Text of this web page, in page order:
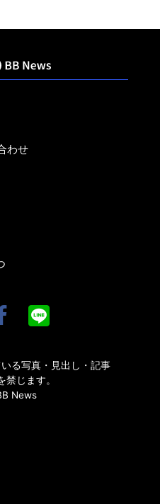
わせ
る写真・見出し・記事
禁じます。
News